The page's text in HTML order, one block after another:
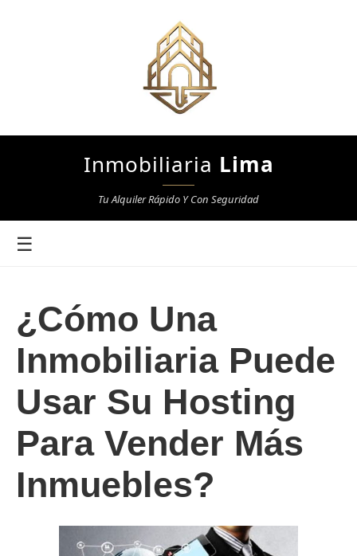
Inmobiliaria Lima
Tu Alquiler Rápido Y Con Seguridad
☰
¿Cómo Una
Inmobiliaria Puede
Usar Su Hosting
Para Vender Más
Inmuebles?